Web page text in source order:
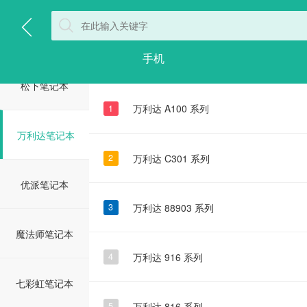
手机
雷神笔记本
松下笔记本
万利达笔记本
优派笔记本
魔法师笔记本
七彩虹笔记本
1 万利达 A100 系列
2 万利达 C301 系列
3 万利达 88903 系列
4 万利达 916 系列